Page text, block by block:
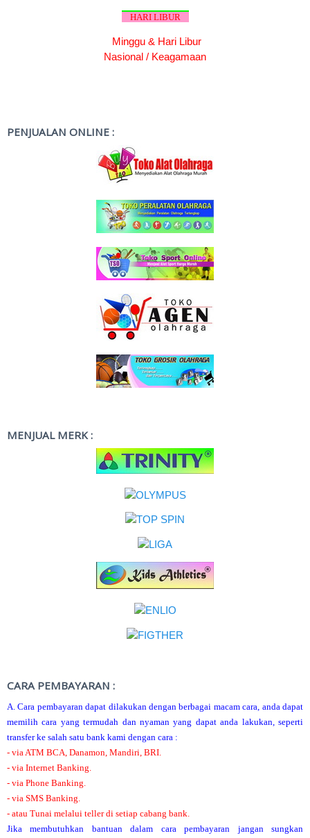
HARI LIBUR
Minggu & Hari Libur
Nasional / Keagamaan
PENJUALAN ONLINE :
MENJUAL MERK :
CARA PEMBAYARAN :
A. Cara pembayaran dapat dilakukan dengan berbagai macam cara, anda dapat
memilih cara yang termudah dan nyaman yang dapat anda lakukan, seperti
transfer ke salah satu bank kami dengan cara :
- via ATM BCA, Danamon, Mandiri, BRI.
- via Internet Banking.
- via Phone Banking.
- via SMS Banking.
- atau Tunai melalui teller di setiap cabang bank.
Jika membutuhkan bantuan dalam cara pembayaran jangan sungkan